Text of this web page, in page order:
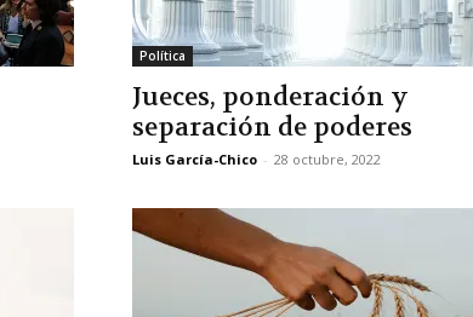
Política
Jueces, ponderación y
separación de poderes
Luis García-Chico - 28 octubre, 2022